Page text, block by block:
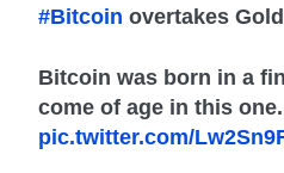
#Bitcoin overtakes
Bitcoin was born in a
come of age in this one.
pic.twitter.com/